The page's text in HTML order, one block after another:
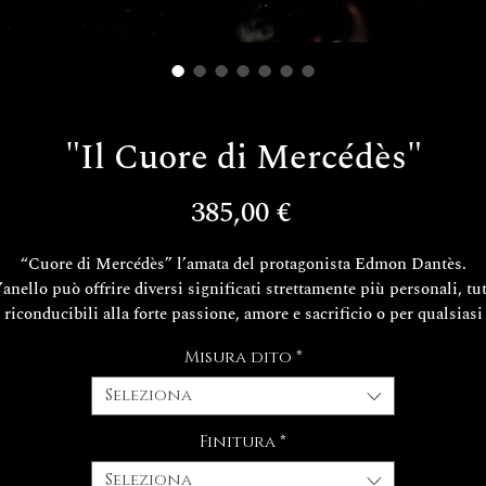
"Il Cuore di Mercédès"
385,00 €Prezzo
“Cuore di Mercédès” l’amata del protagonista Edmon Dantès.
può offrire diversi significati strettamente più personali,
riconducibili alla forte passione, amore e sacrificio o per qualsiasi
L'anello è realizzato in argento 925
Il packaging in pelle è compreso nel prezzo.
Misura dito *
Seleziona
Finitura*
Seleziona